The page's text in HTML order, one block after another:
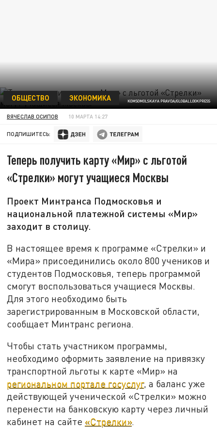
KOMSOMOLSKAYA PRAVDA/GLOBALLOOKPRESS
ОБЩЕСТВО ЭКОНОМИКА
ВЯЧЕСЛАВ ОСИПОВ 10 МАРТА 14:27
ПОДПИШИТЕСЬ:
Теперь получить карту «Мир» с льготой
«Стрелки» могут учащиеся Москвы
Проект Минтранса Подмосковья и
национальной платежной системы «Мир»
заходит в столицу.
В настоящее время к программе «Стрелки» и
«Мира» присоединились около 800 учеников и
студентов Подмосковья, теперь программой
смогут воспользоваться учащиеся Москвы.
Для этого необходимо быть
зарегистрированным в Московской области,
сообщает Минтранс региона.
Чтобы стать участником программы,
необходимо оформить заявление на привязку
транспортной льготы к карте «Мир» на
региональном портале госуслуг, а баланс уже
действующей ученической «Стрелки» можно
перенести на банковскую карту через личный
кабинет на сайте «Стрелки».